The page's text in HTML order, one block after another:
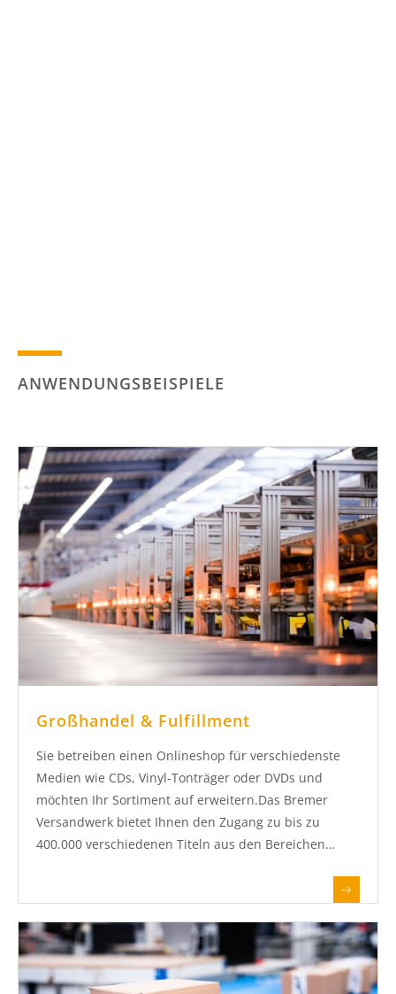
ANWENDUNGSBEISPIELE
Großhandel & Fulfillment
Sie betreiben einen Onlineshop für verschiedenste
Medien wie CDs, Vinyl-Tonträger oder DVDs und
möchten Ihr Sortiment auf erweitern.Das Bremer
Versandwerk bietet Ihnen den Zugang zu bis zu
400.000 verschiedenen Titeln aus den Bereichen…